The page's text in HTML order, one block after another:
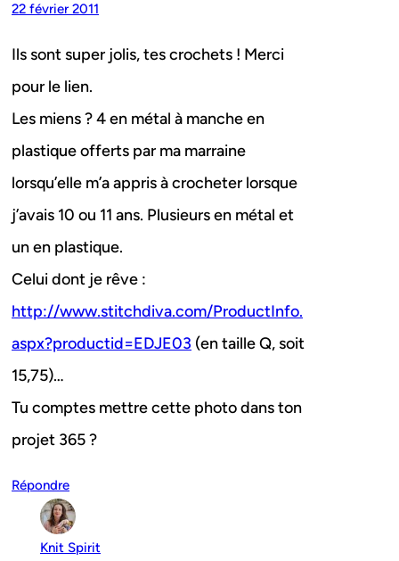
22 février 2011
Ils sont super jolis, tes crochets ! Merci
pour le lien.
Les miens ? 4 en métal à manche en
plastique offerts par ma marraine
lorsqu’elle m’a appris à crocheter lorsque
j’avais 10 ou 11 ans. Plusieurs en métal et
un en plastique.
Celui dont je rêve :
http://www.stitchdiva.com/ProductInfo.
aspx?productid=EDJE03 (en taille Q, soit
15,75)…
Tu comptes mettre cette photo dans ton
projet 365 ?
Répondre
Knit Spirit